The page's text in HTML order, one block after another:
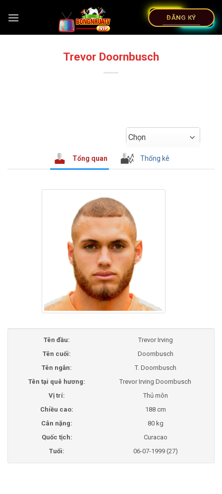
ĐĂNG KÝ
Trevor Doornbusch
Chọn
Tổng quan Thống kê
Tên đầu:
Trevor Irving
Tên cuối:
Doornbusch
Tên ngắn:
T. Doornbusch
Tên tại quê hương:
Trevor Irving Doornbusch
Vị trí:
Thủ môn
Chiều cao:
188 cm
Cân nặng:
80 kg
Quốc tịch:
Curacao
Tuổi:
06-07-1999 (27)